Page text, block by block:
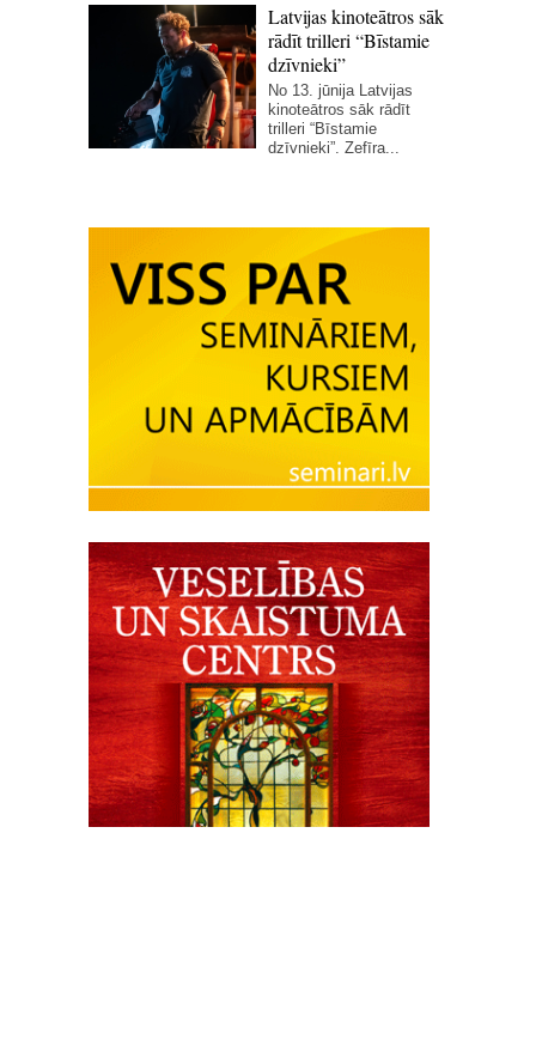
Latvijas kinoteātros sāk
rādīt trilleri “Bīstamie
dzīvnieki”
No 13. jūnija Latvijas
kinoteātros sāk rādīt
trilleri “Bīstamie
dzīvnieki”. Zefīra...